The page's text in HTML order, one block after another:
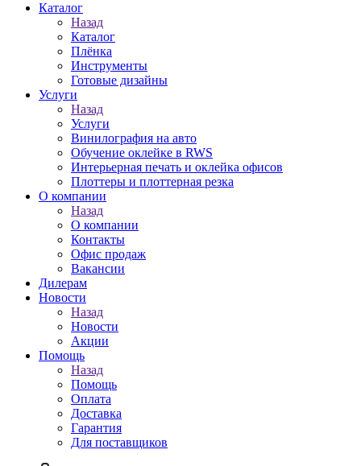
Каталог
Назад
Каталог
Плёнка
Инструменты
Готовые дизайны
Услуги
Назад
Услуги
Винилография на авто
Обучение оклейке в RWS
Интерьерная печать и оклейка офисов
Плоттеры и плоттерная резка
О компании
Назад
О компании
Контакты
Офис продаж
Вакансии
Дилерам
Новости
Назад
Новости
Акции
Помощь
Назад
Помощь
Оплата
Доставка
Гарантия
Для поставщиков